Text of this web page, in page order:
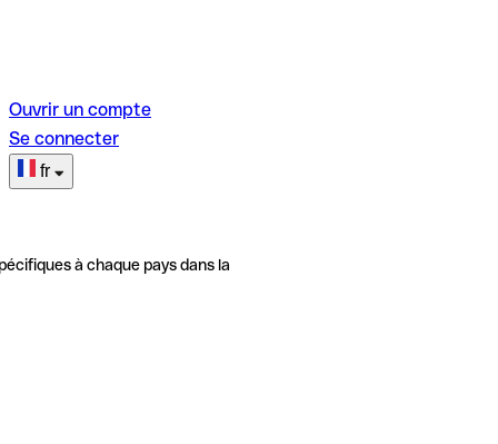
Ouvrir un compte
Se connecter
fr
à chaque pays dans la